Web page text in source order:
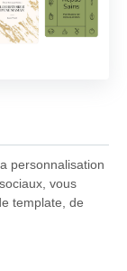
personnalisation
vous
template, de